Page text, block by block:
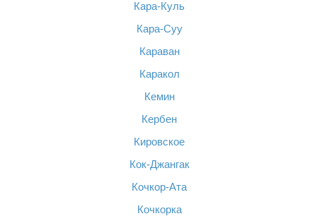
Кара-Куль
Кара-Суу
Караван
Каракол
Кемин
Кербен
Кировское
Кок-Джангак
Кочкор-Ата
Кочкорка